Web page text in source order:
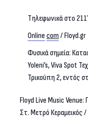
Τηλεφωνικά στο
Online com / Floyd.gr
Φυσικά σημεία:
Yoleni’s, Viva Spot
Τρικούπη 2, εντός
Floyd Live Music Venue:
Στ. Μετρό Κεραμεικός